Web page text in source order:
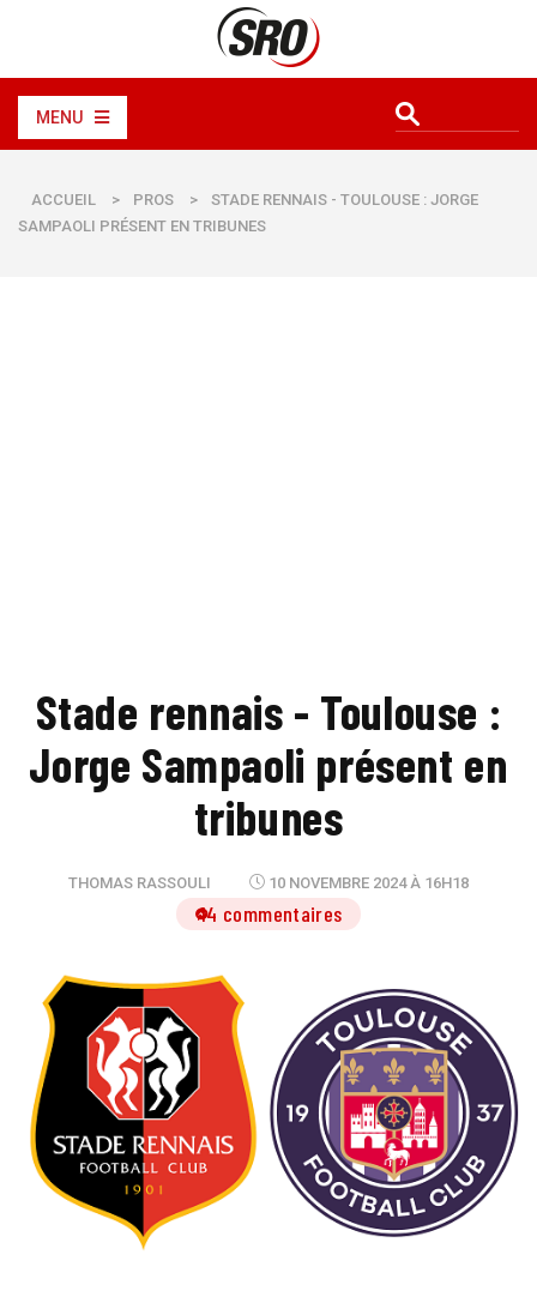
MENU
ACCUEIL > PROS >
STADE RENNAIS - TOULOUSE : JORGE
SAMPAOLI PRÉSENT EN TRIBUNES
Stade rennais - Toulouse :
Jorge Sampaoli présent en
tribunes
THOMAS RASSOULI 10 NOVEMBRE 2024 À 16H18
14 commentaires